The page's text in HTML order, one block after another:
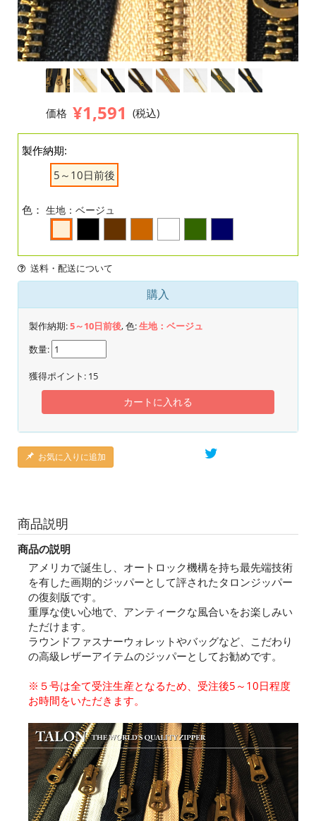
価格 ¥1,591 (税込)
製作納期:
5～10日前後
色： 生地：ベージュ
送料・配送について
購入
製作納期:5～10日前後, 色:生地：ベージュ
数量:
獲得ポイント: 15
カートに入れる
お気に入りに追加
商品説明
商品の説明
アメリカで誕生し、オートロック機構を持ち最先端技術
を有した画期的ジッパーとして評されたタロンジッパー
の復刻版です。
重厚な使い心地で、アンティークな風合いをお楽しみい
ただけます。
ラウンドファスナーウォレットやバッグなど、こだわり
の高級レザーアイテムのジッパーとしてお勧めです。
※５号は全て受注生産となるため、受注後5～10日程度
お時間をいただきます。